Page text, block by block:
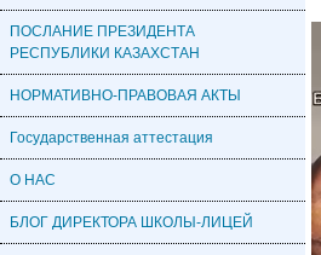
ПОСЛАНИЕ ПРЕЗИДЕНТА
РЕСПУБЛИКИ КАЗАХСТАН
НОРМАТИВНО-ПРАВОВАЯ АКТЫ
Государственная аттестация
О НАС
БЛОГ ДИРЕКТОРА ШКОЛЫ-ЛИЦЕЙ